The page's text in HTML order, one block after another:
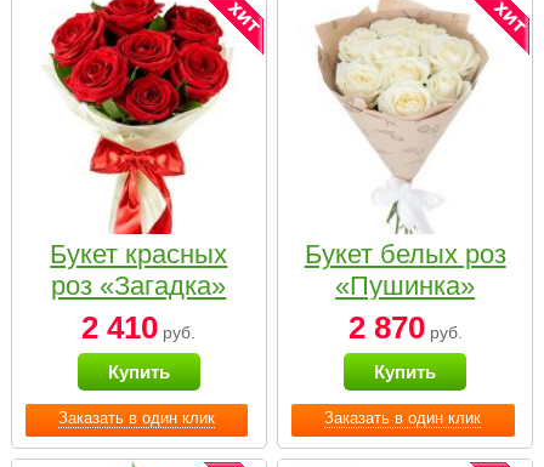
Заказать в один клик
Букет красных
роз «Загадка»
2 410 руб.
Купить
Заказать в один клик
Букет белых роз
«Пушинка»
2 870руб.
Купить